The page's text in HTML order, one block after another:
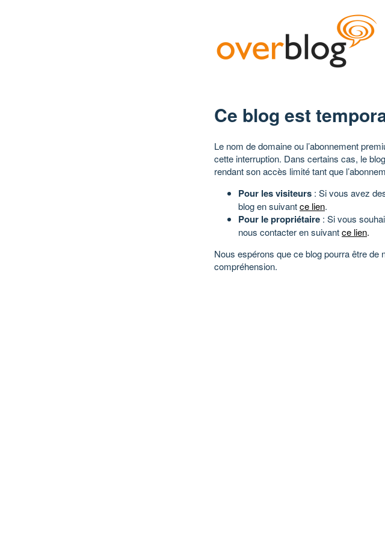
Ce blog est
Le nom de domaine ou l’abonnement
cette interruption. Dans certains cas, le
rendant son accès limité tant que
Pour les visiteurs : Si vous avez
blog en suivantce lien.
Pour le propriétaire : Si vous
nous contacter en suivantce lien.
Nous espérons que ce blog pourra être
compréhension.